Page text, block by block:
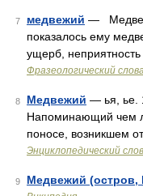
7 медвежий —
показалось ему
ущерб,
Фразеологический
8 Медвежий — ья, ье.
Напоминающий чем
поносе, возникшем
Энциклопедический
9 Медвежий (остров,